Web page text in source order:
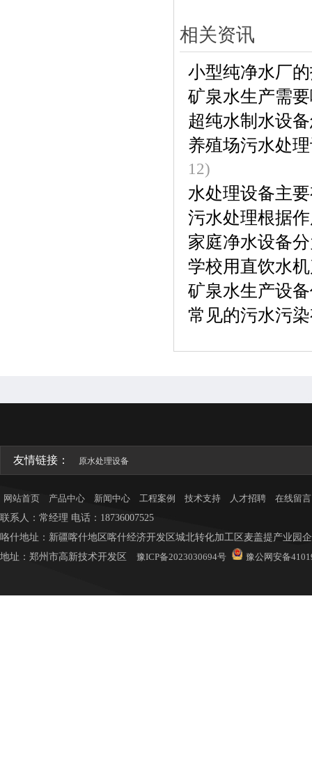
相关资讯
小型纯净水厂
矿泉水生产需
超纯水制水设
养殖场污水处
12)
水处理设备主
污水处理根据
家庭净水设备
学校用直饮水
矿泉水生产设
常见的污水污
友情链接： 原水处理设备
网站首页 产品中心 新闻中心 工程案例 技术支持 人才招聘
在线留言
联系人：常经理 电话：18736007525
咯什地址：新疆喀什地区喀什经济开发区城北转化加工区麦盖提产业园
地址： 郑州市高新技术开发区 豫ICP备2023030694号 豫公网安备